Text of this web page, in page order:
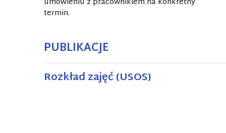
termin.
PUBLIKACJE
Rozkład zajęć (USOS)